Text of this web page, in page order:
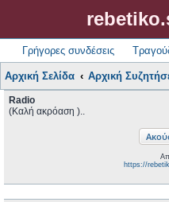
Γρήγορες συνδέσεις
Αρχική Σελίδα Αρχική
Radio
(Καλή ακρόαση )..
https://